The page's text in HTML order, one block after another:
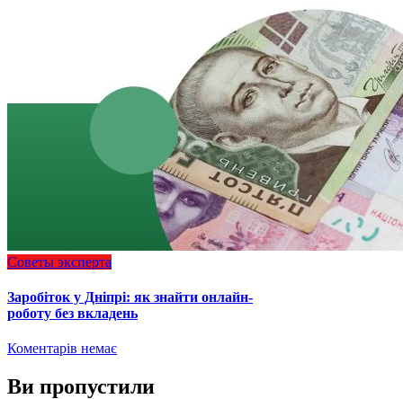
Советы эксперта
Заробіток у Дніпрі: як знайти онлайн-
роботу без вкладень
Коментарів немає
Ви пропустили